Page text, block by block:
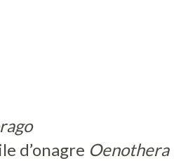
d’onagre Oenothera